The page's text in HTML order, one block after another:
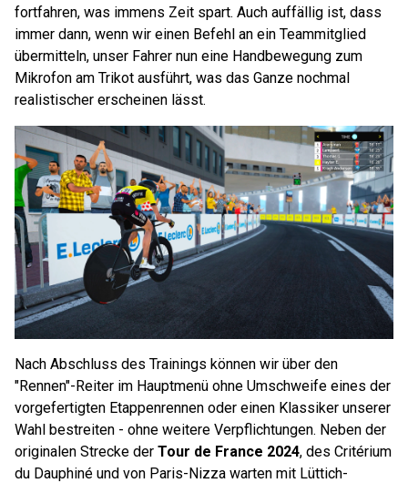
fortfahren, was immens Zeit spart. Auch auffällig ist, dass
immer dann, wenn wir einen Befehl an ein Teammitglied
übermitteln, unser Fahrer nun eine Handbewegung zum
Mikrofon am Trikot ausführt, was das Ganze nochmal
realistischer erscheinen lässt.
Nach Abschluss des Trainings können wir über den
"Rennen"-Reiter im Hauptmenü ohne Umschweife eines der
vorgefertigten Etappenrennen oder einen Klassiker unserer
Wahl bestreiten - ohne weitere Verpflichtungen. Neben der
originalen Strecke der Tour de France 2024, des Critérium
du Dauphiné und von Paris-Nizza warten mit Lüttich-